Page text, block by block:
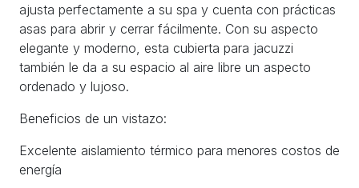
ajusta perfectamente a su spa y cuenta con prácticas
asas para abrir y cerrar fácilmente. Con su aspecto
elegante y moderno, esta cubierta para jacuzzi
también le da a su espacio al aire libre un aspecto
ordenado y lujoso.
Beneficios de un vistazo:
Excelente aislamiento térmico para menores costos de
energía